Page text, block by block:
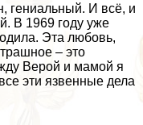
гениальный. И всё, и
В 1969 году уже
Эта любовь,
– это
Верой и мамой я
эти язвенные дела